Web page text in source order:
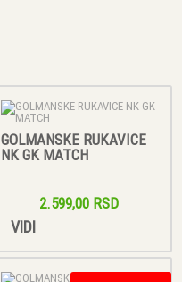
GOLMANSKE RUKAVICE
NK GK MATCH
2.599,00 RSD
VIDI